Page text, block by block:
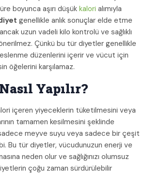
boyunca aşırı düşük kalori alımıyla
genellikle anlık sonuçlar elde etme
uzun vadeli kilo kontrolü ve sağlıklı
Çünkü bu tür diyetler genellikle
düzenlerini içerir ve vücut için
öğelerini karşılamaz.
Yapılır?
içeren yiyeceklerin tüketilmesini veya
tamamen kesilmesini şeklinde
meyve suyu veya sadece bir çeşit
Bu tür diyetler, vücudunuzun enerji ve
neden olur ve sağlığınızı olumsuz
çoğu zaman sürdürülebilir